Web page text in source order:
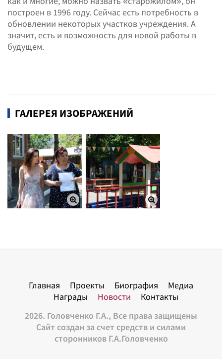
построен в 1996 году. Сейчас есть потребность в
обновлении некоторых участков учреждения. А
значит, есть и возможность для новой работы в
будущем.
ГАЛЕРЕЯ ИЗОБРАЖЕНИЙ
2026. Головченко Г.А., Все права защищены
Сайт создан за счет средств и силами
сторонников Г.А.Головченко
Главная Проекты Биография
Медиа
Награды
Новости Контакты